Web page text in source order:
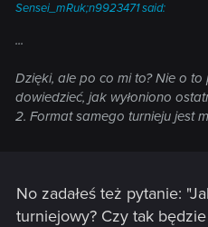
Sensei_mRuk;n9923471 said:
...
Dzięki, ale po co mi to? Nie o to
dowiedzieć, jak wyłoniono
2. Format samego turnieju jest
No zadałeś też pytanie:
turniejowy? Czy tak